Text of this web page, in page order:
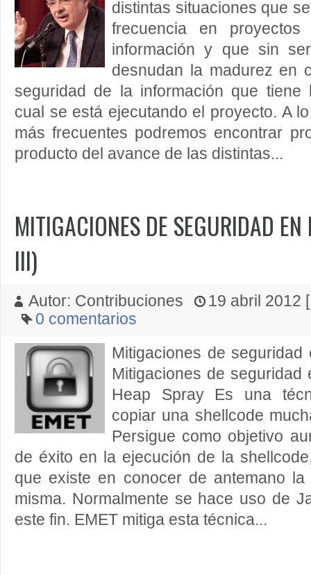
distintas situaciones que
frecuencia en
información y que sin
desnudan la madurez en
seguridad de la información que tiene
cual se está ejecutando el proyecto. A
más frecuentes podremos encontrar
producto del avance de las distintas...
MITIGACIONES DE SEGURIDAD
III)
Autor: Contribuciones
19 abril 2012
0 comentarios
Mitigaciones de
Mitigaciones de seguridad
Heap Spray Es una
copiar una shellcode
Persigue como objetivo
de éxito en la ejecución de la
que existe en conocer de antemano
misma. Normalmente se hace uso de
este fin. EMET mitiga esta técnica...